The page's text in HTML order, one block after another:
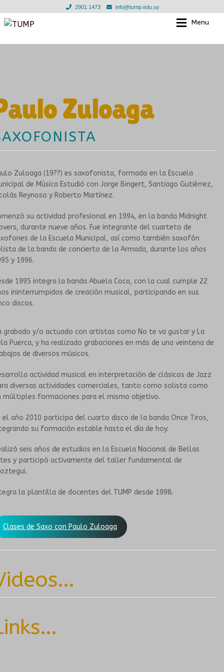
2901 1473 info@tump.edu.uy
Ir
Ir
Menu
TALLERES GRUPALES
ESCUELA PARA LAS INFANCIAS
EN LOS BARRIOS
MURGA JOVEN
TALLERES PARA PERSONAS MAYORES
EN INSTITUCIONES EDUCATIVAS
HISTORIA
PROPUESTAS ARTÍSTICAS
CORO DEL TUMP
GALERÍA
CONVENIOS
EN INSTITUCIONES EDUCATIVAS
TIENDA
GALERIA
CONVENIOS
HISTORIA
CONTACTO
Zuloaga
Zuloaga (19??) es saxofonista, formado en la Escuela
de Música Estudió con Jorge Bingert, Santiago Gutiérrez,
Reynoso y Roberto Martínez.
su actividad profesional en 1994, en la banda Midnight
durante nueve años. Fue integrante del cuarteto de
de la Escuela Municipal, así como también saxofón
de la banda de concierto de la Armada, durante los años
y 1996.
1995 integra la banda Abuela Coca, con la cual cumple 22
ininterrumpidos de creación musical, participando en sus
discos.
grabado y/o actuado con artistas como No te va gustar y La
Puerca, y ha realizado grabaciones en más de una veintena de
de diversos músicos.
actividad musical en interpretación de clásicos de Jazz
diversas actividades comerciales, tanto como solista como
múltiples formaciones para el mismo objetivo.
el año 2010 participa del cuarto disco de la banda Once Tiros,
su formación estable hasta el día de hoy.
seis años de estudios en la Escuela Nacional de Bellas
y participó activamente del taller fundamental de
la plantilla de docentes del TUMP desde 1998.
Clases de Saxo con Paulo Zuloaga